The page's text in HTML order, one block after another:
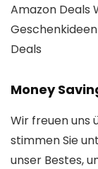
Amazon Deals
Deals
Money
Wir freuen uns
stimmen Sie
unser Bestes,